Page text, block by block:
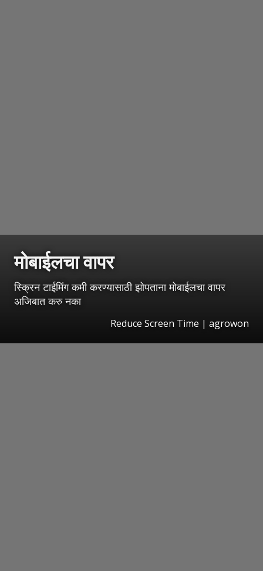
मोबाईलचा वापर
स्क्रिन टाईमिंग कमी करण्यासाठी झोपताना मोबाईलचा वापर
अजिबात करु नका
Reduce Screen Time | agrowon